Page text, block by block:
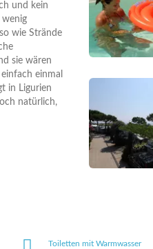
und kein
wenig
wie Strände
sie wären
einmal
in Ligurien
natürlich,
Toiletten mit Warmwasser